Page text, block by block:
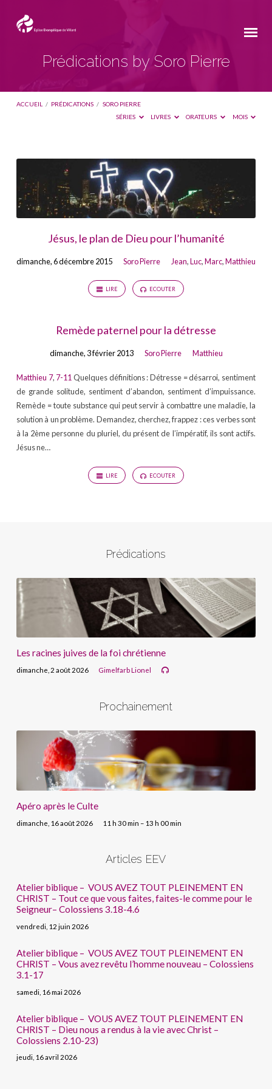
Prédications by Soro Pierre
ACCUEIL / PRÉDICATIONS / SORO PIERRE
SÉRIES
LIVRES ORATEURS MOIS
Prédications
by
Soro
Pierre
Jésus, le plan de Dieu pour l’humanité
dimanche, 6 décembre 2015 Soro Pierre Jean,Luc,Marc,Matthieu
LIRE ECOUTER
Remède paternel pour la détresse
dimanche, 3 février 2013 Soro Pierre Matthieu
Matthieu 7, 7-11Quelques définitions : Détresse = désarroi, sentiment
de grande solitude, sentiment d’abandon, sentiment d’impuissance.
Remède = toute substance qui peut servir à combattre une maladie, la
solution à un problème. Demandez, cherchez, frappez : ces verbes sont
à la 2ème personne du pluriel, du présent de l’impératif, ils sont actifs.
Jésus ne…
LIRE ECOUTER
Prédications
Les racines juives de la foi chrétienne
dimanche, 2 août 2026 Gimelfarb Lionel
Prochainement
Apéro après le Culte
dimanche, 16 août 2026 11 h 30 min – 13 h 00 min
Articles EEV
Atelier biblique – VOUS AVEZ TOUT PLEINEMENT EN
CHRIST – Tout ce que vous faites, faites-le comme pour le
Seigneur– Colossiens 3.18-4.6
vendredi, 12 juin 2026
Atelier biblique – VOUS AVEZ TOUT PLEINEMENT EN
CHRIST – Vous avez revêtu l’homme nouveau – Colossiens
3.1-17
samedi, 16 mai 2026
Atelier biblique – VOUS AVEZ TOUT PLEINEMENT EN
CHRIST – Dieu nous a rendus à la vie avec Christ –
Colossiens 2.10-23)
jeudi, 16 avril 2026